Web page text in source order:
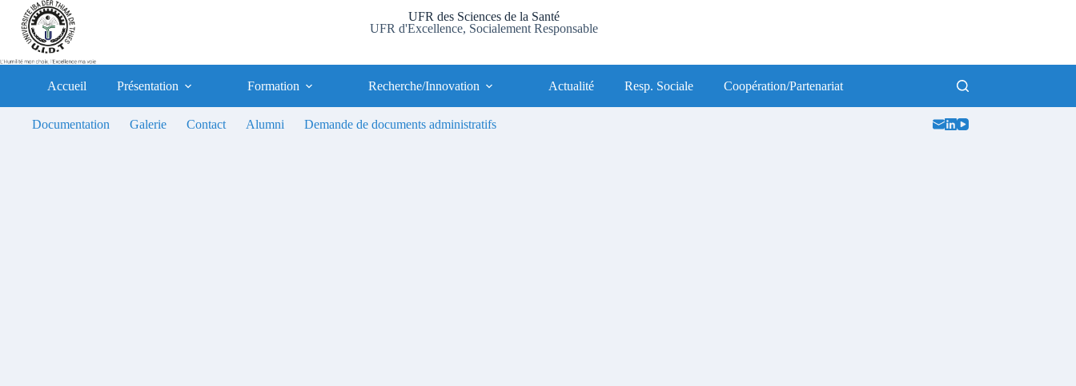
Passer
contenu
UFR des Sciences de la Santé
UFR d'Excellence, Socialement Responsable
Accueil Présentation Formation Recherche/Innovation Actualité Resp. Sociale Coopération/Partenariat
Documentation Galerie Contact Alumni Demande de documents administratifs